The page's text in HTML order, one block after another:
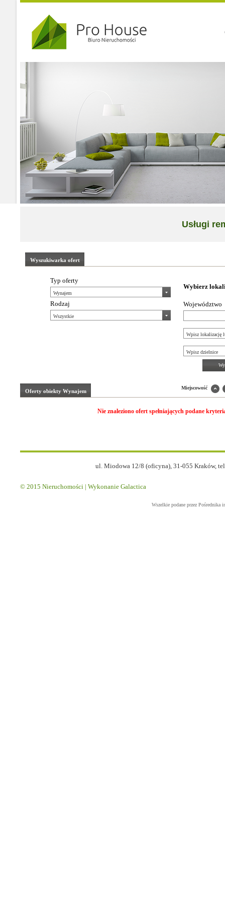
Usługi
Wyszukiwarka ofert
Typ oferty
Rodzaj
Wybierz
Województwo
Ofertyobiekty Wynajem
Miejscowość
Nie znaleziono ofert spełniających podane
ul. Miodowa 12/8 (oficyna), 31-055 Kraków,
© 2015 Nieruchomości | Wykonanie Galactica
Wszelkie podane przez